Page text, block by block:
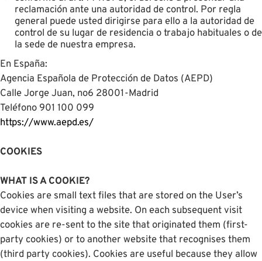
reclamación ante una autoridad de control. Por regla
general puede usted dirigirse para ello a la autoridad de
control de su lugar de residencia o trabajo habituales o de
la sede de nuestra empresa.
En España:
Agencia Española de Protección de Datos (AEPD)
Calle Jorge Juan, no6 28001-Madrid
Teléfono 901 100 099
https://www.aepd.es/
COOKIES
WHAT IS A COOKIE?
Cookies are small text files that are stored on the User’s
device when visiting a website. On each subsequent visit
cookies are re-sent to the site that originated them (first-
party cookies) or to another website that recognises them
(third party cookies). Cookies are useful because they allow